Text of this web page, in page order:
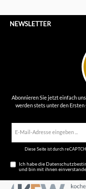
NEWSLETTER
Abonnieren Sie jetzt einfach
werden stets unter den
Diese Seite ist durch
Ich habe die
und bin mit ihnen